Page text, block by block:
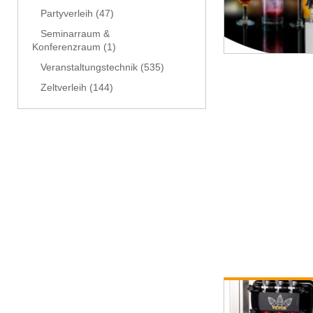
Partyverleih (47)
Seminarraum &
Konferenzraum (1)
Veranstaltungstechnik (535)
Zeltverleih (144)